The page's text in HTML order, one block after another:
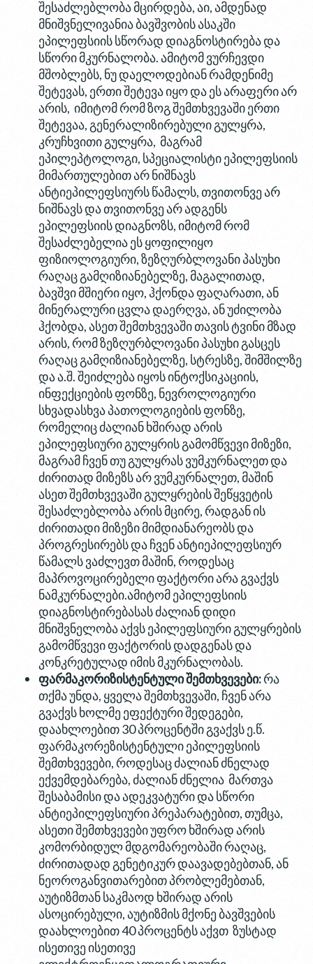
შესაძლებლობა მცირდება, აი, ამდენად
მნიშვნელივანია ბავშვობის ასაკში
ეპილეფსიის სწორად დიაგნოსტირება და
სწორი მკურნალობა. ამიტომ ვურჩევდი
მშობლებს, ნუ დაელოდებიან რამდენიმე
შეტევას, ერთი შეტევა იყო და ეს არაფერი არ
არის, იმიტომ რომ ზოგ შემთხვევაში ერთი
შეტევაა, გენერალიზირებული გულყრა,
კრუჩხვითი გულყრა, მაგრამ
ეპილეპტოლოგი, სპეციალისტი ეპილეფსიის
მიმართულებით არ ნიშნავს
ანტიეპილეფსიურს წამალს, თვითონვე არ
ნიშნავს და თვითონვე არ ადგენს
ეპილეფსიის დიაგნოზს, იმიტომ რომ
შესაძლებელია ეს ყოფილიყო
ფიზიოლოგიური, ზეზღურბლოვანი პასუხი
რაღაც გამღიზიანებელზე, მაგალითად,
ბავშვი მშიერი იყო, ჰქონდა ფაღარათი, ან
მინერალური ცვლა დაერღვა, ან უძილობა
ჰქობდა, ასეთ შემთხვევაში თავის ტვინი მზად
არის, რომ ზეზღურბლოვანი პასუხი გასცეს
რაღაც გამღიზიანებელზე, სტრესზე, შიმშილზე
და ა.შ. შეიძლება იყოს ინტოქსიკაციის,
ინფექციების ფონზე, ნევროლოგიური
სხვადასხვა პათოლოგიების ფონზე,
რომელიც ძალიან ხშირად არის
ეპილეფსიური გულყრის გამომწვევი მიზეზი,
მაგრამ ჩვენ თუ გულყრას ვუმკურნალეთ და
ძირითად მიზეზს არ ვუმკურნალეთ, მაშინ
ასეთ შემთხვევაში გულყრების შეწყვეტის
შესაძლებლობა არის მცირე, რადგან ის
ძირითადი მიზეზი მიმდიანარეობს და
პროგრესირებს და ჩვენ ანტიეპილეფსიურ
წამალს ვაძლევთ მაშინ, როდესაც
მაპროვოცირებელი ფაქტორი არა გვაქვს
ნამკურნალები.ამიტომ ეპილეფსიის
დიაგნოსტირებასას ძალიან დიდი
მნიშვნელობა აქვს ეპილეფსიური გულყრების
გამომწვევი ფაქტორის დადგენას და
კონკრეტულად იმის მკურნალობას.
ფარმაკორიზისტენტულიშემთხვევები:რა
თქმა უნდა, ყველა შემთხვევაში, ჩვენ არა
გვაქვს ხოლმე ეფექტური შედეგები,
დაახლოებით 30 პროცენტში გვაქვს ე.წ.
ფარმაკორეზისტენტული ეპილეფსიის
შემთხვევები, როდესაც ძალიან ძნელად
ექვემდებარება, ძალიან ძნელია მართვა
შესაბამისი და ადეკვატური და სწორი
ანტიეპილეფსიური პრეპარატებით, თუმცა,
ასეთი შემთხვევები უფრო ხშირად არის
კომორბიდულ მდგომარეობაში რაღაც,
ძირითადად გენეტიკურ დაავადებებთან, ან
ნეოროგანვითარებით პრობლემებთან,
აუტიზმთან საკმაოდ ხშირად არის
ასოცირებული, აუტიზმის მქონე ბავშვების
დაახლოებით 40 პროცენტს აქვთ ზუსტად
ისეთივე ისეთივე